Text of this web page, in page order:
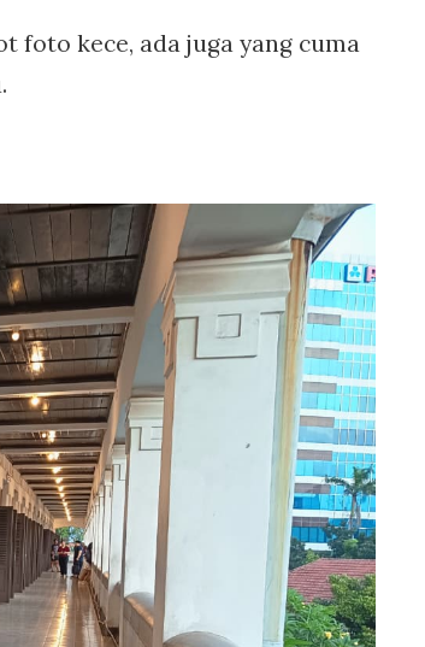
foto kece, ada juga yang cuma